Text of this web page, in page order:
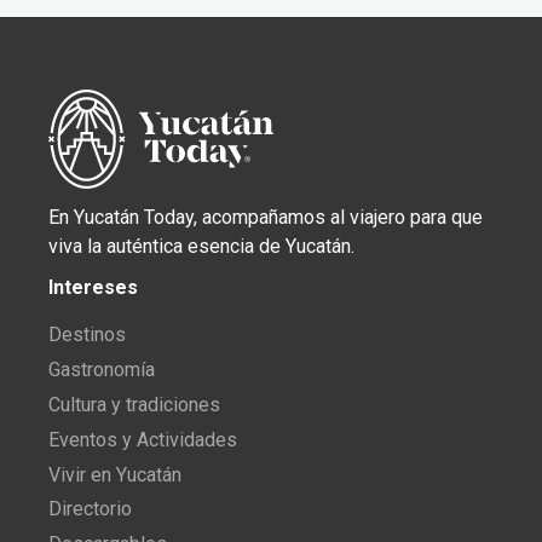
En Yucatán Today, acompañamos al viajero para que
viva la auténtica esencia de Yucatán.
Intereses
Destinos
Gastronomía
Cultura y tradiciones
Eventos y Actividades
Vivir en Yucatán
Directorio